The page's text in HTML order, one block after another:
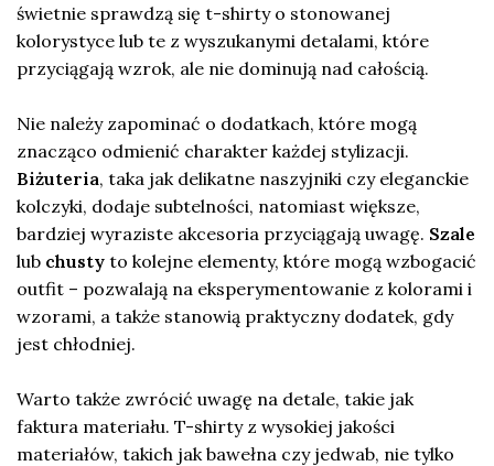
świetnie sprawdzą się t-shirty o stonowanej
kolorystyce lub te z wyszukanymi detalami, które
przyciągają wzrok, ale nie dominują nad całością.
Nie należy zapominać o dodatkach, które mogą
znacząco odmienić charakter każdej stylizacji.
Biżuteria, taka jak delikatne naszyjniki czy eleganckie
kolczyki, dodaje subtelności, natomiast większe,
bardziej wyraziste akcesoria przyciągają uwagę. Szale
lub chusty to kolejne elementy, które mogą wzbogacić
outfit – pozwalają na eksperymentowanie z kolorami i
wzorami, a także stanowią praktyczny dodatek, gdy
jest chłodniej.
Warto także zwrócić uwagę na detale, takie jak
faktura materiału. T-shirty z wysokiej jakości
materiałów, takich jak bawełna czy jedwab, nie tylko